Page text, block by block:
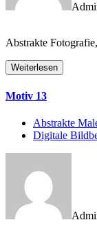
Abstrakte
Weiterlesen
Motiv 13
Abstrakte
Digitale